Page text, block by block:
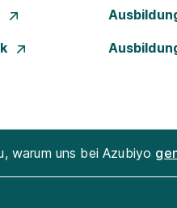
warum uns bei Azubiyo